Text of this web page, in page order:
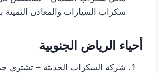
سكراب السيارات والمعادن الثمينة
أحياء الرياض الجنوبية
شركة السكراب الحديثة – تشتري